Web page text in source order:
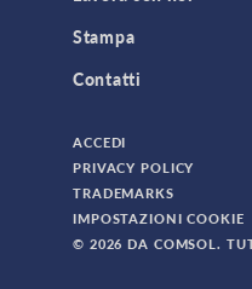
Stampa
Contatti
ACCEDI
PRIVACY POLICY
TRADEMARKS
IMPOSTAZIONI COOKIE
© 2026 DA COMSOL.